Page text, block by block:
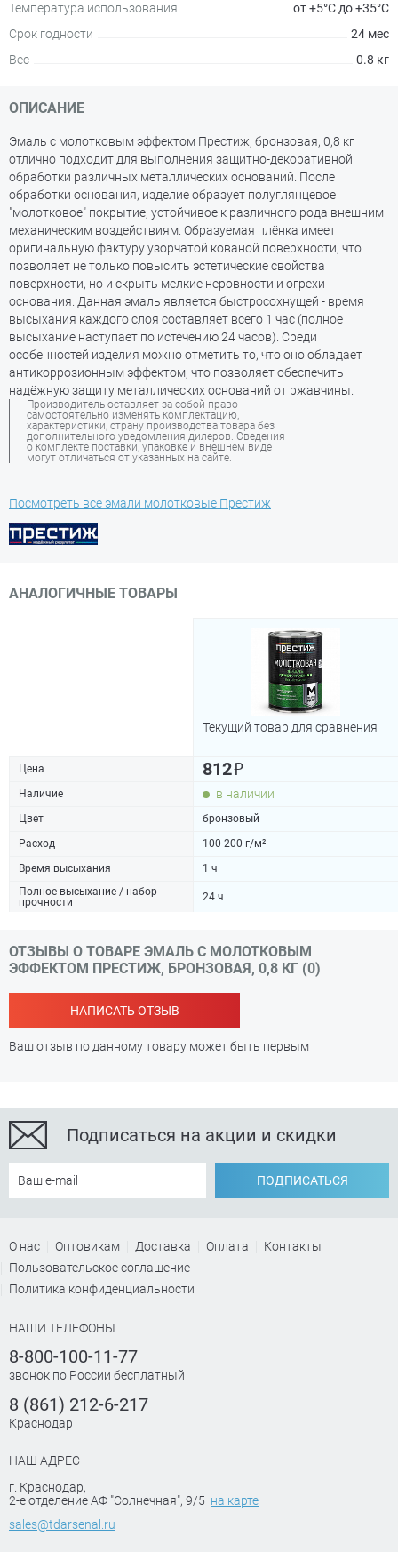
Температура использования
от +5°С до +35°С
Срок годности
24 мес
Вес
0.8 кг
ОПИСАНИЕ
Эмаль с молотковым эффектом Престиж, бронзовая, 0,8 кг
отлично подходит для выполнения защитно-декоративной
обработки различных металлических оснований. После
обработки основания, изделие образует полуглянцевое
"молотковое" покрытие, устойчивое к различного рода внешним
механическим воздействиям. Образуемая плёнка имеет
оригинальную фактуру узорчатой кованой поверхности, что
позволяет не только повысить эстетические свойства
поверхности, но и скрыть мелкие неровности и огрехи
основания. Данная эмаль является быстросохнущей - время
высыхания каждого слоя составляет всего 1 час (полное
высыхание наступает по истечению 24 часов). Среди
особенностей изделия можно отметить то, что оно обладает
антикоррозионным эффектом, что позволяет обеспечить
надёжную защиту металлических оснований от ржавчины.
Производитель оставляет за собой право
самостоятельно изменять комплектацию,
характеристики, страну производства товара без
дополнительного уведомления дилеров. Сведения
о комплекте поставки, упаковке и внешнем виде
могут отличаться от указанных на сайте.
Посмотреть все эмали молотковые Престиж
АНАЛОГИЧНЫЕ ТОВАРЫ
Текущий товар для сравнения
Цена 812₽
Наличие в наличии
Цвет
бронзовый
Расход
100-200 г/м²
Время высыхания
1 ч
Полное высыхание / набор
прочности
24 ч
ОТЗЫВЫ О ТОВАРЕ ЭМАЛЬ С МОЛОТКОВЫМ
ЭФФЕКТОМ ПРЕСТИЖ, БРОНЗОВАЯ, 0,8 КГ (0)
НАПИСАТЬ ОТЗЫВ
Ваш отзыв по данному товару может быть первым
Подписаться на акции и скидки
ПОДПИСАТЬСЯ
О нас Оптовикам Доставка Оплата
Контакты
Пользовательское соглашение
Политика конфиденциальности
НАШИ ТЕЛЕФОНЫ
8-800-100-11-77
звонок по России бесплатный
8 (861) 212-6-217
Краснодар
НАШ АДРЕС
г. Краснодар,
2-е отделение АФ "Солнечная", 9/5 на карте
sales@tdarsenal.ru